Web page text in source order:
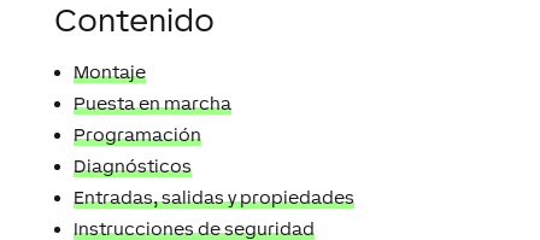
Contenido
Montaje
Puesta en marcha
Programación
Diagnósticos
Entradas, salidas y propiedades
Instrucciones de seguridad